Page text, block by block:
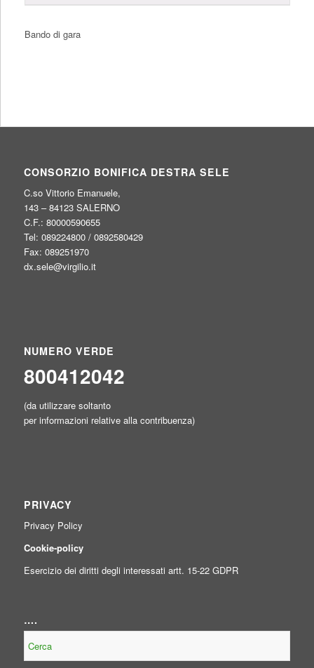
Bando di gara
CONSORZIO BONIFICA DESTRA SELE
C.so Vittorio Emanuele,
143 – 84123 SALERNO
C.F.: 80000590655
Tel: 089224800 / 0892580429
Fax: 089251970
dx.sele@virgilio.it
NUMERO VERDE
800412042
(da utilizzare soltanto
per informazioni relative alla contribuenza)
PRIVACY
Privacy Policy
Cookie-policy
Esercizio dei diritti degli interessati artt. 15-22 GDPR
….